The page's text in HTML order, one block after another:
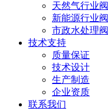
天然气行业阀
新能源行业阀
市政水处理阀
技术支持
质量保证
技术设计
生产制造
企业资质
联系我们